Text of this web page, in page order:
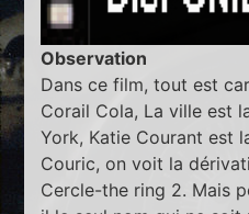
Observation
Dans ce film, tout est
Corail Cola, La ville est
York, Katie Courant est
Couric, on voit la
Cercle-the ring 2. Mais